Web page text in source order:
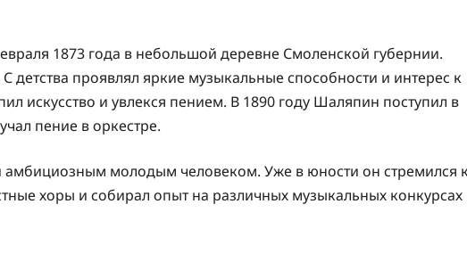
1873 года в небольшой деревне Смоленской губернии.
проявлял яркие музыкальные способности и интерес к
искусство и увлекся пением. В 1890 году Шаляпин поступил в
пение в оркестре.
молодым человеком. Уже в юности он стремился
хоры и собирал опыт на различных музыкальных конкурсах